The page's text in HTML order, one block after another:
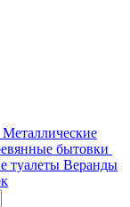
Металлические
бытовки
туалеты Веранды